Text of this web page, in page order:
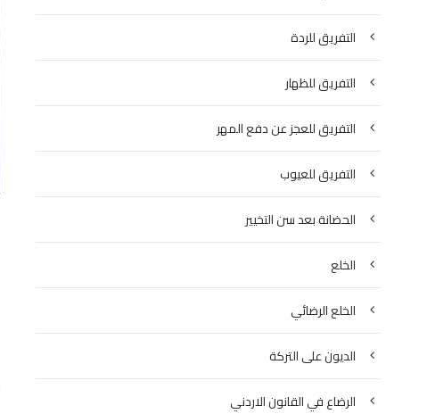
التفريق للردة
التفريق للظهار
التفريق للعجز عن دفع المهر
التفريق للعيوب
الحضانة بعد سن التخيير
الخلع
الخلع الرضائي
الديون على التركة
الرضاع في القانون الاردني